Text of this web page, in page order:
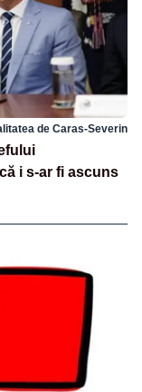
de Caras-Severin
i s-ar fi ascuns